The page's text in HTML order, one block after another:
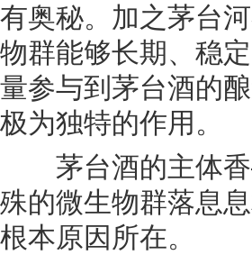
有奥秘。加之茅台
物群能够长期、稳
量参与到茅台酒的
极为独特的作用。
茅台酒的主体香
殊的微生物群落息
根本原因所在。